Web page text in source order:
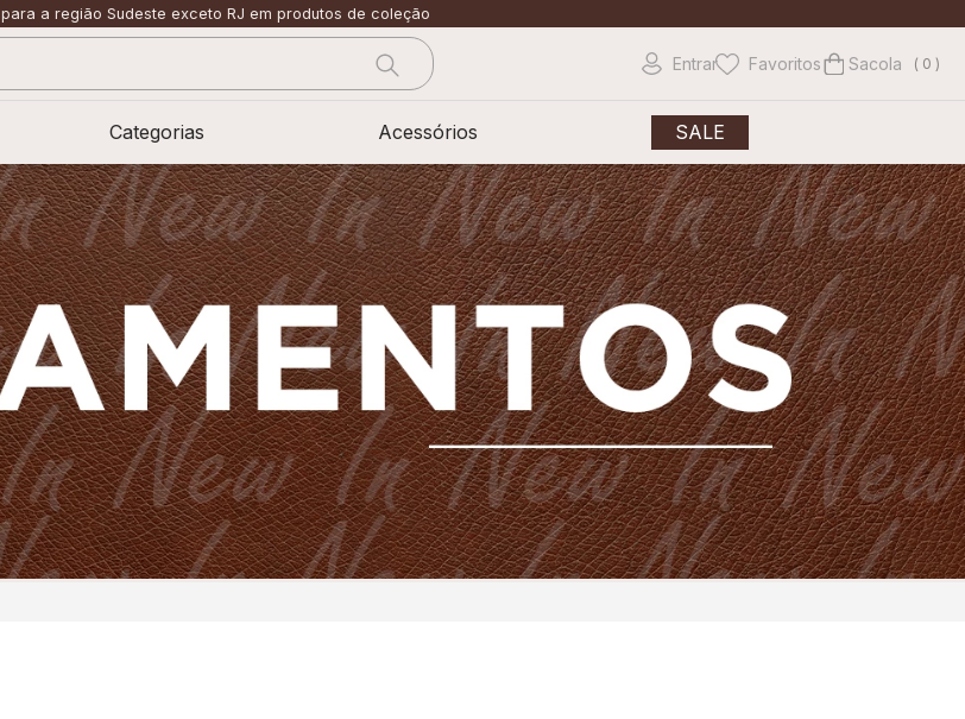
para a região Sudeste exceto RJ em produtos de coleção
Entrar Favoritos 0
Categorias Acessórios SALE